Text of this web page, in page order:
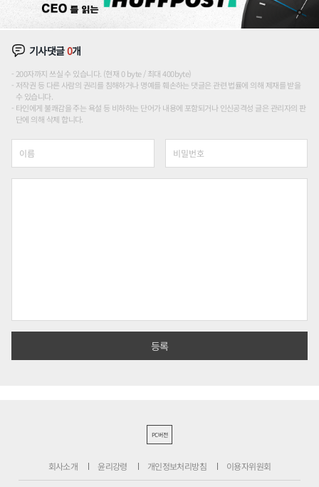
기사댓글0개
200자까지 쓰실 수 있습니다. (현재 0 byte / 최대 400byte)
저작권 등 다른 사람의 권리를 침해하거나 명예를 훼손하는 댓글은 관련 법률에 의해 제재를 받을
수 있습니다.
타인에게 불쾌감을 주는 욕설 등 비하하는 단어가 내용에 포함되거나 인신공격성 글은 관리자의 판
단에 의해 삭제 합니다.
PC버전
회사소개 윤리강령 개인정보처리방침 이용자위원회